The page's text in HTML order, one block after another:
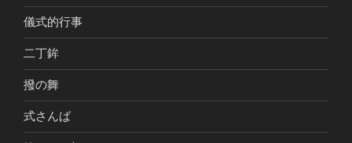
儀式的行事
二丁鉾
撥の舞
式さんば